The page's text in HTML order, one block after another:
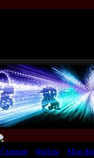
Главная Файлы Мои